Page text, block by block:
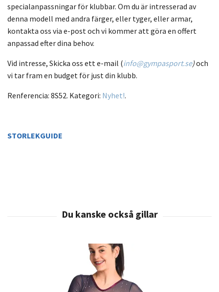
specialanpassningar för klubbar. Om du är intresserad av
denna modell med andra färger, eller tyger, eller armar,
kontakta oss via e-post och vi kommer att göra en offert
anpassad efter dina behov.
Vid intresse, Skicka oss ett e-mail (info@gympasport.se)och
vi tar fram en budget för just din klubb.
Renferencia: 8S52. Kategori: Nyhet!.
STORLEKGUIDE